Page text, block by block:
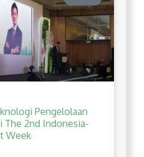
Pengelolaan
The 2nd Indonesia-
Week